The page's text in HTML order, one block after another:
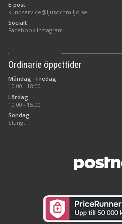
E-post
kundservice@ljusochmiljo.se
Socialt
Facebook Instagram
Ordinarie öppettider
Måndag - Fredag
10:00 - 18:00
Lördag
10:00 - 15:00
Söndag
Stängt